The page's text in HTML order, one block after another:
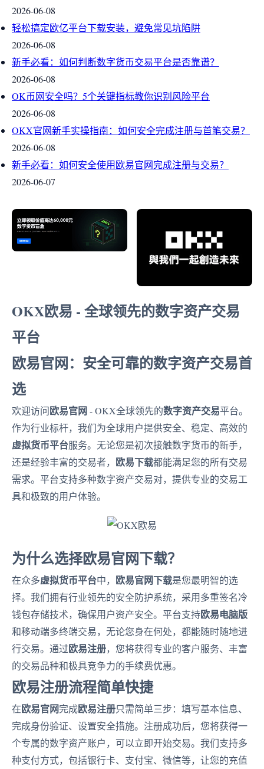
2026-06-08
轻松搞定欧亿平台下载安装，避免常见坑陷阱
2026-06-08
新手必看：如何判断数字货币交易平台是否靠谱？
2026-06-08
OK币网安全吗？5个关键指标教你识别风险平台
2026-06-08
OKX官网新手实操指南：如何安全完成注册与首笔交易？
2026-06-08
新手必看：如何安全使用欧易官网完成注册与交易？
2026-06-07
OKX欧易 - 全球领先的数字资产交易
平台
欧易官网：安全可靠的数字资产交易首
选
欢迎访问欧易官网- OKX全球领先的数字资产交易平台。
作为行业标杆，我们为全球用户提供安全、稳定、高效的
虚拟货币平台服务。无论您是初次接触数字货币的新手，
还是经验丰富的交易者， 欧易下载都能满足您的所有交易
需求。平台支持多种数字资产交易对，提供专业的交易工
具和极致的用户体验。
为什么选择欧易官网下载？
在众多虚拟货币平台中， 欧易官网下载是您最明智的选
择。我们拥有行业领先的安全防护系统，采用多重签名冷
钱包存储技术，确保用户资产安全。平台支持欧易电脑版
和移动端多终端交易，无论您身在何处，都能随时随地进
行交易。通过欧易注册，您将获得专业的客户服务、丰富
的交易品种和极具竞争力的手续费优惠。
欧易注册流程简单快捷
在欧易官网完成欧易注册只需简单三步：填写基本信息、
完成身份验证、设置安全措施。注册成功后，您将获得一
个专属的数字资产账户，可以立即开始交易。我们支持多
种支付方式，包括银行卡、支付宝、微信等，让您的充值